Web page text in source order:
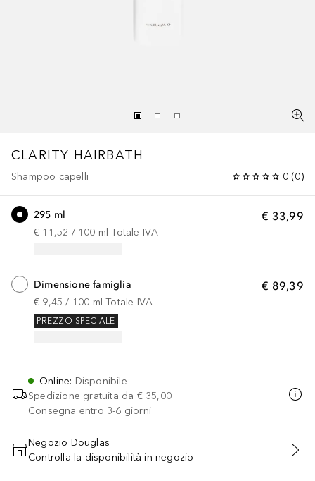
CLARITY HAIRBATH
Shampoo capelli 0 (0)
€ 33,99
295 ml
€ 11,52 / 100 ml Totale IVA
€ 89,39
Dimensione famiglia
€ 9,45 / 100 ml Totale IVA
PREZZO SPECIALE
Online: Disponibile
Spedizione gratuita da € 35,00
Consegna entro 3-6 giorni
AGGIUNGI AL CARRELLO
Negozio Douglas
Controlla la disponibilità in negozio